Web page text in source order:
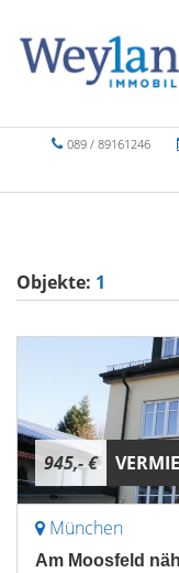
089 / 89161246
Objekte: 1
945,- €
München
Am Moosfeld